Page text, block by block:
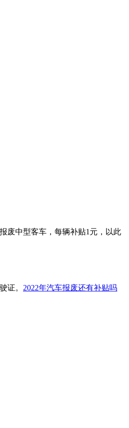
废中型客车，每辆补贴1元，以此
证。 2022年汽车报废还有补贴吗